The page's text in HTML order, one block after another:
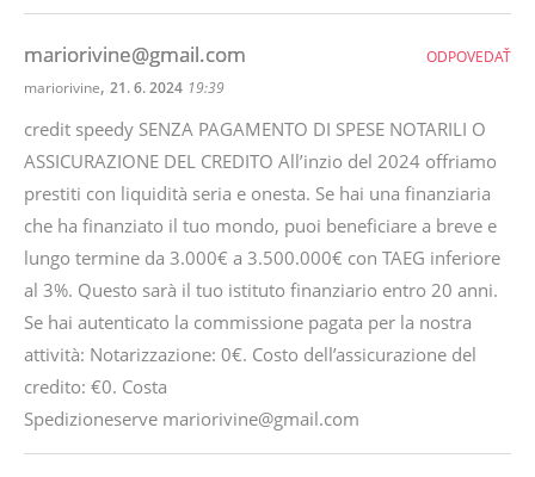
mariorivine@gmail.com
mariorivine, 21. 6. 2024 19:39
credit speedy SENZA PAGAMENTO DI SPESE NOTARILI O
ASSICURAZIONE DEL CREDITO All’inzio del 2024 offriamo
prestiti con liquidità seria e onesta. Se hai una finanziaria
che ha finanziato il tuo mondo, puoi beneficiare a breve e
lungo termine da 3.000€ a 3.500.000€ con TAEG inferiore
al 3%. Questo sarà il tuo istituto finanziario entro 20 anni.
Se hai autenticato la commissione pagata per la nostra
attività: Notarizzazione: 0€. Costo dell’assicurazione del
credito: €0. Costa
Spedizioneserve mariorivine@gmail.com
ODPOVEDAŤ